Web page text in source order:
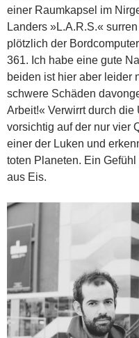
einer Raumkapsel im
Landers »L.A.R.S.«
plötzlich der
361. Ich habe eine gute
beiden ist hier aber leider
schwere Schäden
Arbeit!« Verwirrt durch
vorsichtig auf der nur vier
einer der Luken und
toten Planeten. Ein
aus Eis.